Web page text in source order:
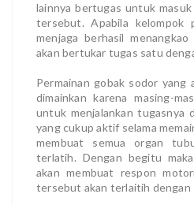
lainnya bertugas untuk
tersebut. Apabila kelompok
menjaga berhasil
akan bertukar tugas satu
Permainan gobak sodor yang
dimainkan karena masing-
untuk menjalankan tugasnya
yang cukup aktif selama
membuat semua organ
terlatih. Dengan begitu
akan membuat respon
tersebut akan terlaitih dengan